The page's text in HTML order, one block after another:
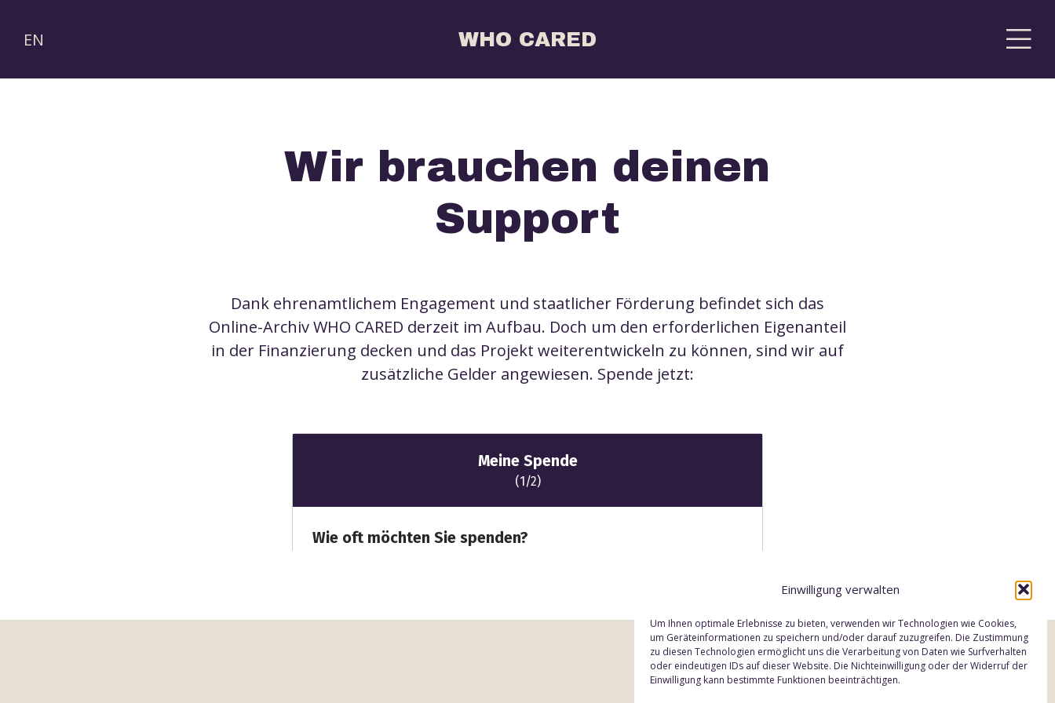
Einwilligung verwalten
Um Ihnen optimale Erlebnisse zu bieten, verwenden wir Technologien wie Cookies,
um Geräteinformationen zu speichern und/oder darauf zuzugreifen. Die Zustimmung
zu diesen Technologien ermöglicht uns die Verarbeitung von Daten wie Surfverhalten
oder eindeutigen IDs auf dieser Website. Die Nichteinwilligung oder der Widerruf der
Einwilligung kann bestimmte Funktionen beeinträchtigen.
EN WHO CARED
Wir brauchen deinen
Support
Dank ehrenamtlichem Engagement und staatlicher Förderung befindet sich das
Online-Archiv WHO CARED derzeit im Aufbau. Doch um den erforderlichen Eigenanteil
in der Finanzierung decken und das Projekt weiterentwickeln zu können, sind wir auf
zusätzliche Gelder angewiesen. Spende jetzt: